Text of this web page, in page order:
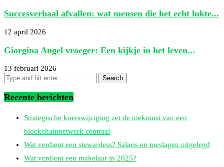
Succesverhaal afvallen: wat mensen die het echt lukte...
12 april 2026
Giorgina Angel vroeger: Een kijkje in het leven...
13 februari 2026
Recente berichten
Strategische koerswijziging zet de toekomst van een
blockchainnetwerk centraal
Wat verdient een stewardess? Salaris en toeslagen uitgelegd
Wat verdient een makelaar in 2025?